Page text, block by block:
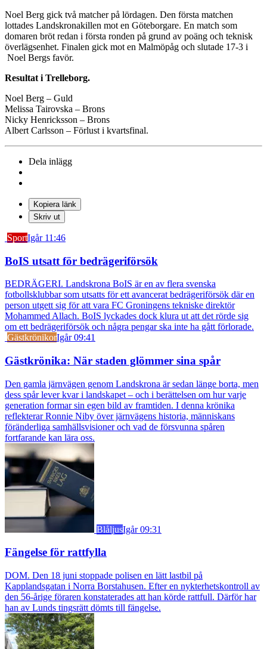
Noel Berg gick två matcher på lördagen. Den första matchen
lottades Landskronakillen mot en Göteborgare. En match som
domaren bröt redan i första ronden på grund av poäng och teknisk
överlägsenhet. Finalen gick mot en Malmöpåg och slutade 17-3 i
Noel Bergs favör.
Resultat i Trelleborg.
Noel Berg – Guld
Melissa Tairovska – Brons
Nicky Henricksson – Brons
Albert Carlsson – Förlust i kvartsfinal.
Dela inlägg
Kopiera länk
Skriv ut
SportIgår 11:46
BoIS utsatt för bedrägeriförsök
BEDRÄGERI. Landskrona BoIS är en av flera svenska
fotbollsklubbar som utsatts för ett avancerat bedrägeriförsök där en
person utgett sig för att vara FC Groningens tekniske direktör
Mohammed Allach. BoIS lyckades dock klura ut att det rörde sig
om ett bedrägeriförsök och några pengar ska inte ha gått förlorade.
GästkrönikorIgår 09:41
Gästkrönika: När staden glömmer sina spår
Den gamla järnvägen genom Landskrona är sedan länge borta, men
dess spår lever kvar i landskapet – och i berättelsen om hur varje
generation formar sin egen bild av framtiden. I denna krönika
reflekterar Ronnie Niby över järnvägens historia, människans
föränderliga samhällsvisioner och vad de försvunna spåren
fortfarande kan lära oss.
BlåljusIgår 09:31
Fängelse för rattfylla
DOM. Den 18 juni stoppade polisen en lätt lastbil på
Kapplandsgatan i Norra Borstahusen. Efter en nykterhetskontroll av
den 56-årige föraren konstaterades att han körde rattfull. Därför har
han av Lunds tingsrätt dömts till fängelse.